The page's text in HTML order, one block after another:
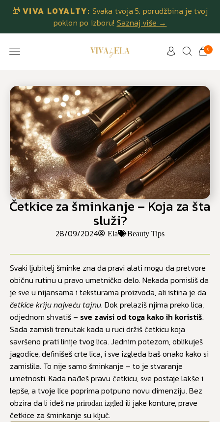
🎁 VIVA LOYALTY: Svaka tvoja 5. porudžbina je tvoj
poklon po izboru! Saznaj više →
0
Četkice za šminkanje – Koja za šta
služi?
28/09/2024 Ela Beauty Tips
Svaki ljubitelj šminke zna da pravi alati mogu da pretvore
običnu rutinu u pravo umetničko delo. Nekada pomisliš da
je sve u nijansama i teksturama proizvoda, ali istina je da
četkice kriju najveću tajnu. Dok prelaziš njima preko lica,
odjednom shvatiš – sve zavisi od toga kako ih koristiš.
Sada zamisli trenutak kada u ruci držiš četkicu koja
savršeno prati linije tvog lica. Jednim potezom, oblikuješ
jagodice, definišeš crte lica, i sve izgleda baš onako kako si
zamislila. To nije samo šminkanje – to je stvaranje
umetnosti. Kada nađeš pravu četkicu, sve postaje lakše i
lepše, a tvoje lice poprima potpuno novu dimenziju. Bez
obzira da li ideš na prirodan izgled ili jake konture, prave
četkice za šminkanje su ključ.